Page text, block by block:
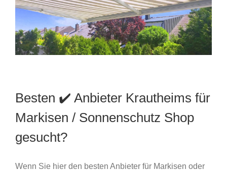
Besten ✔️ Anbieter Krautheims für
Markisen / Sonnenschutz Shop
gesucht?
Wenn Sie hier den besten Anbieter für Markisen oder